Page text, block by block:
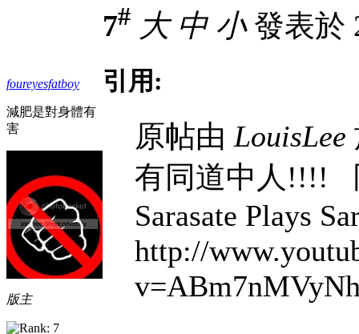
foureyesfatboy
減肥是對身體有
害
版主
7# 大 中 小發表於
引用:
原帖由 LouisLee
有同道中人!!!!
Sarasate Plays
http://